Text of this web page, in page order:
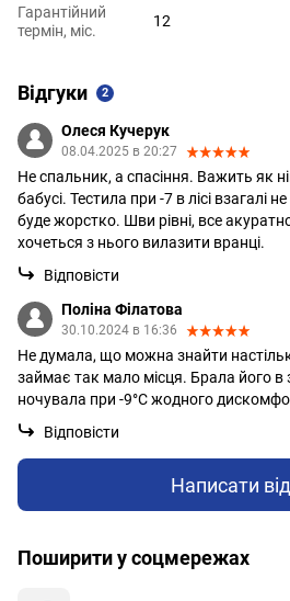
Гарантійний
термін, міс.
12
Відгуки 2
Олеся Кучерук
08.04.2025 в 20:27
Не спальник, а спасіння. Важить як
бабусі. Тестила при -7 в лісі взагалі
буде жорстко. Шви рівні, все
хочеться з нього вилазити вранці.
Відповісти
Поліна Філатова
30.10.2024 в 16:36
Не думала, що можна знайти
займає так мало місця. Брала його в
ночувала при -9°C жодного
Відповісти
Написати
Поширити у соцмережах